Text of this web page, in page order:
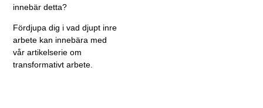
innebär detta?
Fördjupa dig i vad djupt inre
arbete kan innebära med
vår artikelserie om
transformativt arbete.